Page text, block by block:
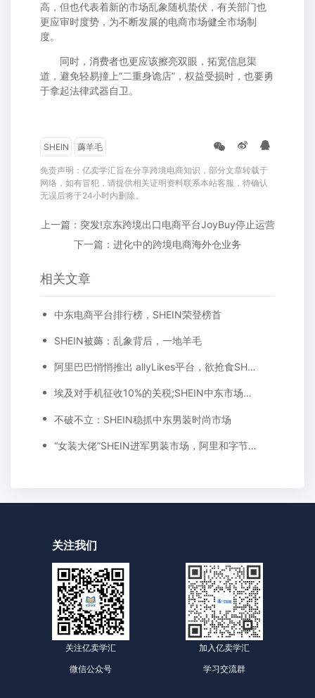
高，但也代表着新的市场乱象随机蛰伏，有关部门也
更应审时度势，为不断发展的电商市场健全市场制
度。
同时，消费者也更应该擦亮双眼，拓宽信息渠
道，避免轻易撞上“二重身诡店”，权益受损时，也要勇
于拿起法律武器自卫。
SHEIN 薅羊毛
免责声明：亿卖学汇旨在分享跨境电商知识，部分文章转载于
网络，如有冒犯，请提供相关证明资料联系本站客服，待确认
无误后将于24小时内删除。
上一篇：突发!京东跨境出口电商平台JoyBuy停止运营
下一篇：进化中的跨境电商海外仓业务
相关文章
中东电商平台排行榜，SHEIN荣登榜首
SHEIN被薅：乱象背后，一地羊毛
阿里巴巴悄悄推出 allyLikes平台，欲抢食SHEIN市场
埃及对手机征收10%的关税;SHEIN中东市场再推新品，秋冬羊绒系列出炉
不破不立：SHEIN稳抓中东男装时尚市场
“女装大佬”SHEIN进军男装市场，阿里和字节跳动都慌了?
关注我们
关注亿卖学汇
微信公众号
加入亿卖学汇
学习交流群